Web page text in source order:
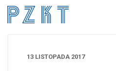
13 LISTOPADA 2017